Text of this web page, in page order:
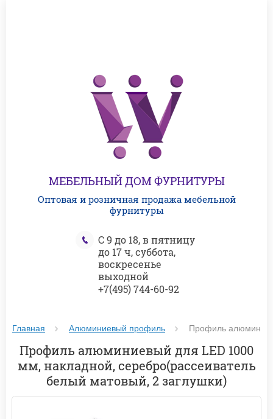
МЕБЕЛЬНЫЙ ДОМ ФУРНИТУРЫ
Оптовая и розничная продажа мебельной
фурнитуры
С 9 до 18, в пятницу
до 17 ч, суббота,
воскресенье
выходной
+7(495) 744-60-92
Главная Алюминиевый профиль Профиль
Профиль алюминиевый для LED 1000
мм, накладной, серебро(рассеиватель
белый матовый, 2 заглушки)